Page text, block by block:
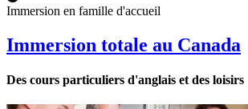
Immersion en famille d'accueil
Immersion totale au Canada
Des cours particuliers d'anglais et des loisirs